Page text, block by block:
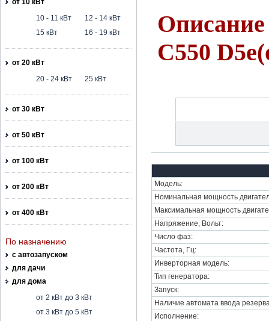
от 10 кВт
10 - 11 кВт
12 - 14 кВт
15 кВт
16 - 19 кВт
от 20 кВт
20 - 24 кВт
25 кВт
от 30 кВт
от 50 кВт
от 100 кВт
от 200 кВт
от 400 кВт
По назначению
с автозапуском
для дачи
для дома
от 2 кВт до 3 кВт
от 3 кВт до 5 кВт
C550
Модель:
Номинальная мощность
Максимальная мощность
Напряжение, Вольт:
Число фаз:
Частота, Гц:
Инверторная модель:
Тип генератора:
Запуск:
Наличие автомата ввода
Исполнение: